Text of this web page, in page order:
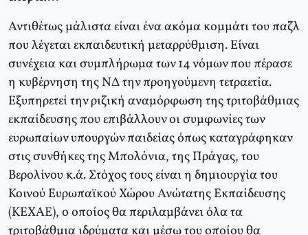
Αντιθέτως μάλιστα είναι ένα ακόμα κομμάτι του παζλ
που λέγεται εκπαιδευτική μεταρρύθμιση. Είναι
συνέχεια και συμπλήρωμα των 14 νόμων που πέρασε
η κυβέρνηση της ΝΔ την προηγούμενη τετραετία.
Εξυπηρετεί την ριζική αναμόρφωση της τριτοβάθμιας
εκπαίδευσης που επιβάλλουν οι συμφωνίες των
ευρωπαίων υπουργών παιδείας όπως καταγράφηκαν
στις συνθήκες της Μπολόνια, της Πράγας, του
Βερολίνου κ.ά. Στόχος τους είναι η δημιουργία του
Κοινού Ευρωπαϊκού Χώρου Ανώτατης Εκπαίδευσης
(ΚΕΧΑΕ), ο οποίος θα περιλαμβάνει όλα τα
τριτοβάθμια ιδρύματα και μέσω του οποίου θα